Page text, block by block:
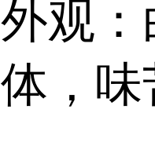
外观
体，味